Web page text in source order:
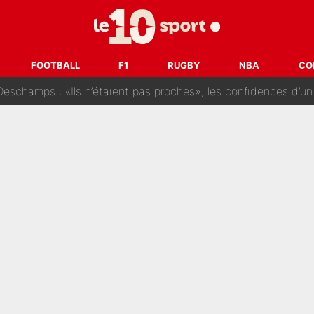
FOOTBALL F1 RUGBY NBA
Benatia s'est battu pendant six mois pour le retenir à l'OM, le PSG a
Lucas Chevalier !» : Le débat sur le gardien du PSG vire
: «Ils n’étaient pas proches», les confidences d’un membre de